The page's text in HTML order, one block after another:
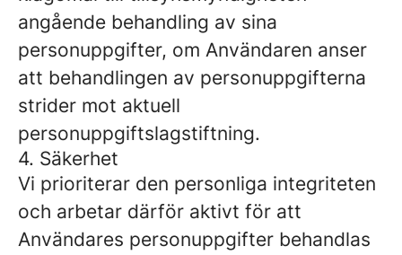
angående behandling av sina
personuppgifter, om Användaren anser
att behandlingen av personuppgifterna
strider mot aktuell
personuppgiftslagstiftning.
4. Säkerhet
Vi prioriterar den personliga integriteten
och arbetar därför aktivt för att
Användares personuppgifter behandlas